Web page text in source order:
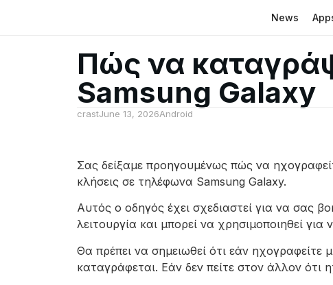
News
Πώς να
Samsung Galaxy
crastJune 13, 2026Android
Σας δείξαμε προηγουμένως πώς να
κλήσεις σε τηλέφωνα Samsung Galaxy.
Αυτός ο οδηγός έχει σχεδιαστεί για να σας
λειτουργία και μπορεί να χρησιμοποιηθεί
Θα πρέπει να σημειωθεί ότι εάν
καταγράφεται. Εάν δεν πείτε στον άλλον